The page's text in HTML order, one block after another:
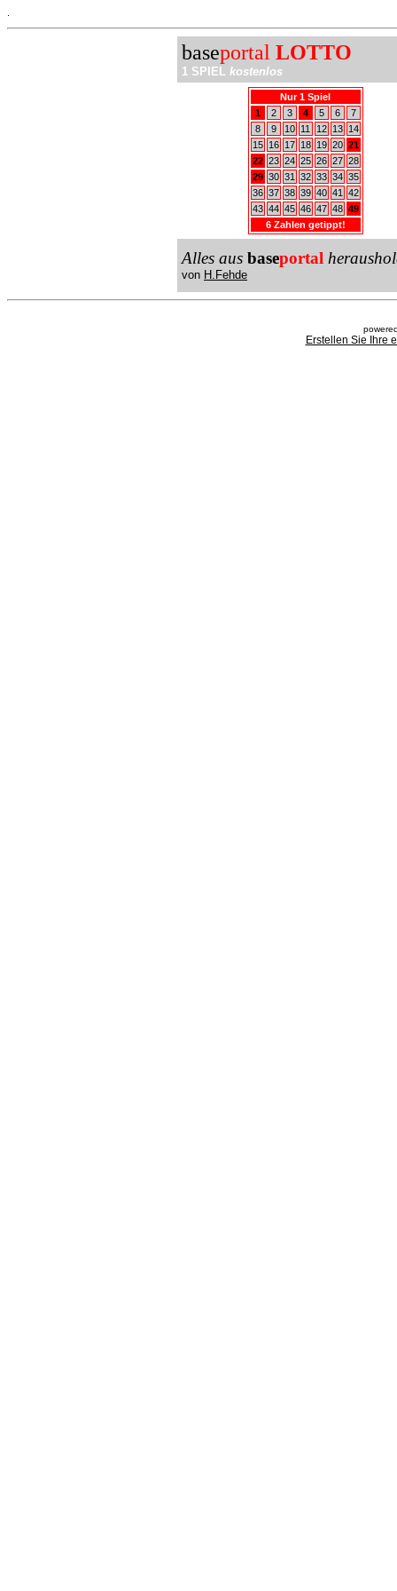
baseportal LOTTO
1 SPIEL kostenlos
Nur 1 Spiel
1
2 3 4 5 6
7
8
9 10 11 12 13
14
15
16 17 18 19 20 21
22 23 24 25 26 27 28
29 30 31 32 33 34 35
36 37 38 39 40 41
42
43 44 45 46 47 48 49
6 Zahlen getippt!
Alles aus baseportal
von H.Fehde
Erstellen Sie Ihre